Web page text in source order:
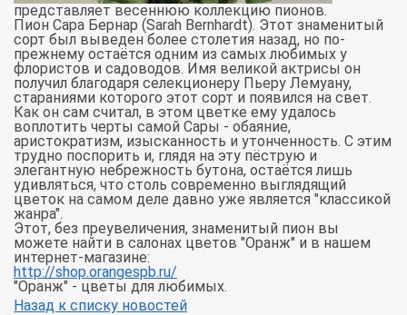
представляет весеннюю коллекцию пионов.
Пион Сара Бернар (Sarah Bernhardt). Этот знаменитый
сорт был выведен более столетия назад, но по-
прежнему остаётся одним из самых любимых у
флористов и садоводов. Имя великой актрисы он
получил благодаря селекционеру Пьеру Лемуану,
стараниями которого этот сорт и появился на свет.
Как он сам считал, в этом цветке ему удалось
воплотить черты самой Сары - обаяние,
аристократизм, изысканность и утонченность. С этим
трудно поспорить и, глядя на эту пёструю и
элегантную небрежность бутона, остаётся лишь
удивляться, что столь современно выглядящий
цветок на самом деле давно уже является "классикой
жанра".
Этот, без преувеличения, знаменитый пион вы
можете найти в салонах цветов "Оранж" и в нашем
интернет-магазине:
http://shop.orangespb.ru/
"Оранж" - цветы для любимых.
Назад к списку новостей